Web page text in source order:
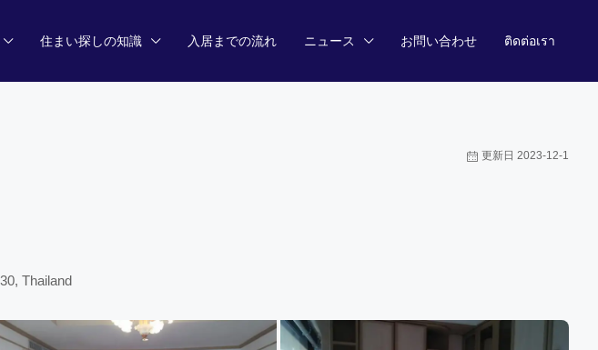
住まい探しの知識 入居までの流れ ニュース お問い合わせ ติดต่อเรา
更新日 2023-12-1
Thailand